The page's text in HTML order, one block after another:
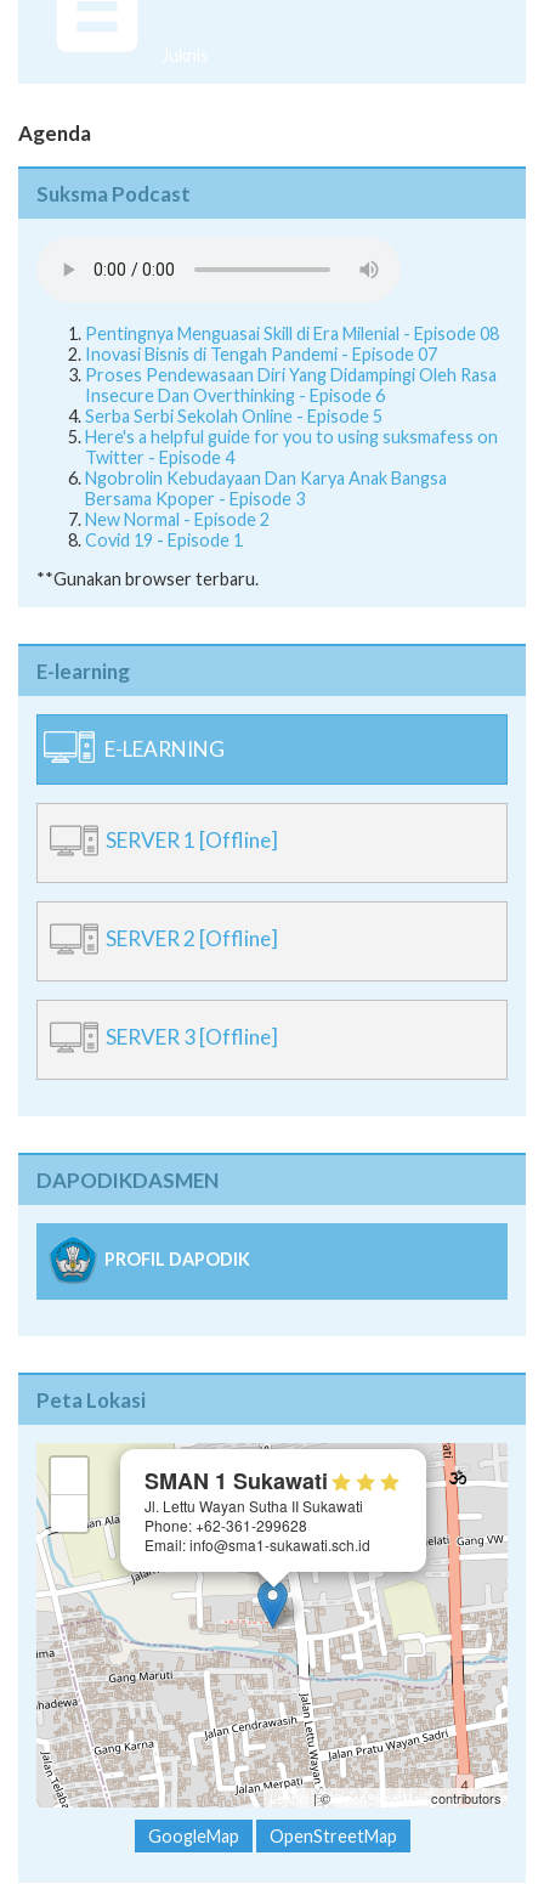
Juknis
Agenda
Suksma Podcast
Pentingnya Menguasai Skill di Era Milenial - Episode 08
Inovasi Bisnis di Tengah Pandemi - Episode 07
Proses Pendewasaan Diri Yang Didampingi Oleh Rasa
Insecure Dan Overthinking - Episode 6
Serba Serbi Sekolah Online - Episode 5
Here's a helpful guide for you to using suksmafess on
Twitter - Episode 4
Ngobrolin Kebudayaan Dan Karya Anak Bangsa
Bersama Kpoper - Episode 3
New Normal - Episode 2
Covid 19 - Episode 1
**Gunakan browser terbaru.
E-learning
E-LEARNING
SERVER 1 [Offline]
SERVER 2 [Offline]
SERVER 3 [Offline]
DAPODIKDASMEN
PROFIL DAPODIK
Peta Lokasi
SMAN 1 Sukawati
Jl. Lettu Wayan Sutha II Sukawati
Phone: +62-361-299628
Email: info@sma1-sukawati.sch.id
Leaflet | ©OpenStreetMap contributors
GoogleMap OpenStreetMap